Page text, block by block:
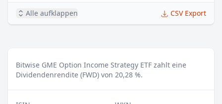
Alle aufklappen CSV Export
Bitwise GME Option Income Strategy ETF zahlt eine
Dividendenrendite (FWD) von 20,28 %.